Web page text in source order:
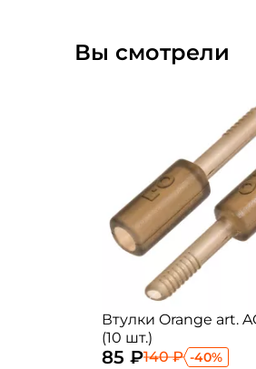
Вы смотрели
Втулки Orange art.
(10 шт.)
85 ₽140 ₽ -40%